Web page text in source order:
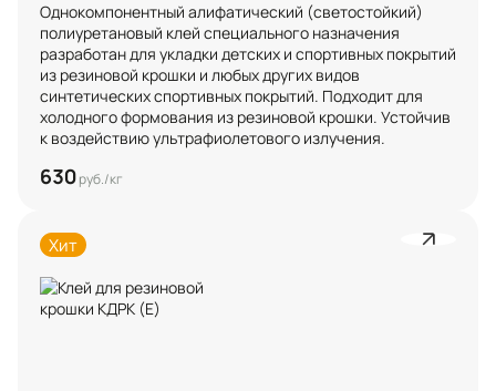
Однокомпонентный алифатический (светостойкий)
полиуретановый клей специального назначения
разработан для укладки детских и спортивных покрытий
из резиновой крошки и любых других видов
синтетических спортивных покрытий. Подходит для
холодного формования из резиновой крошки. Устойчив
к воздействию ультрафиолетового излучения.
630руб./кг
Хит